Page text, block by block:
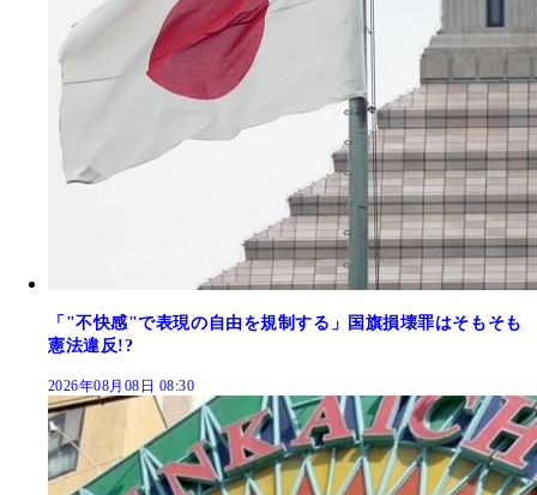
「"不快感"で表現の自由を規制する」国旗損壊罪はそもそも
憲法違反!?
2026年08月08日 08:30